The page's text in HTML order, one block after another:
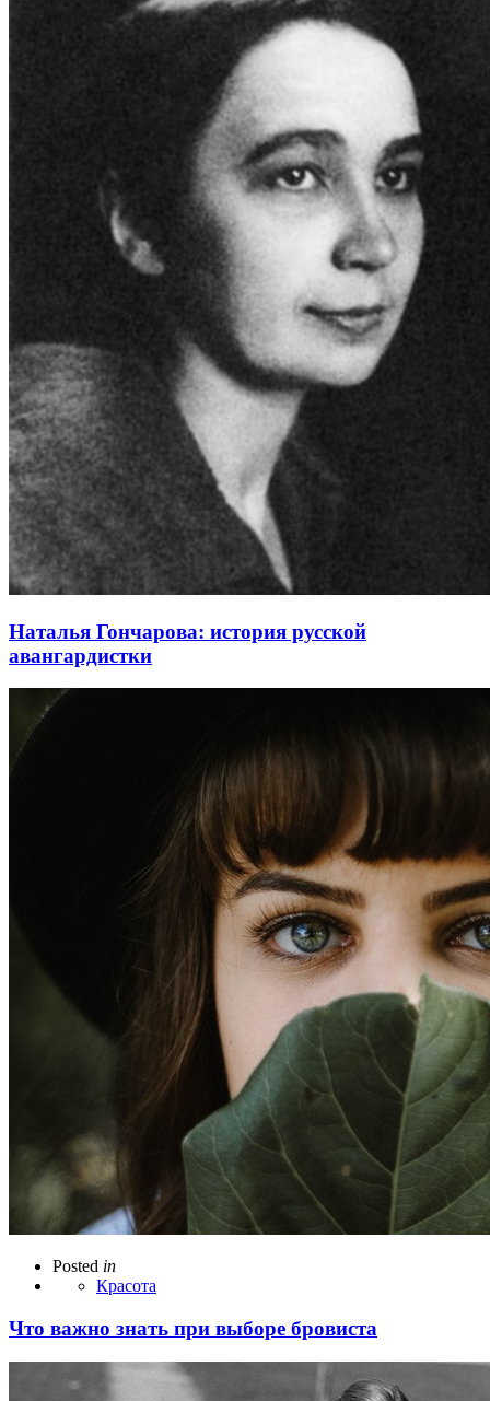
Наталья Гончарова: история русской
авангардистки
Posted in
Красота
Что важно знать при выборе бровиста